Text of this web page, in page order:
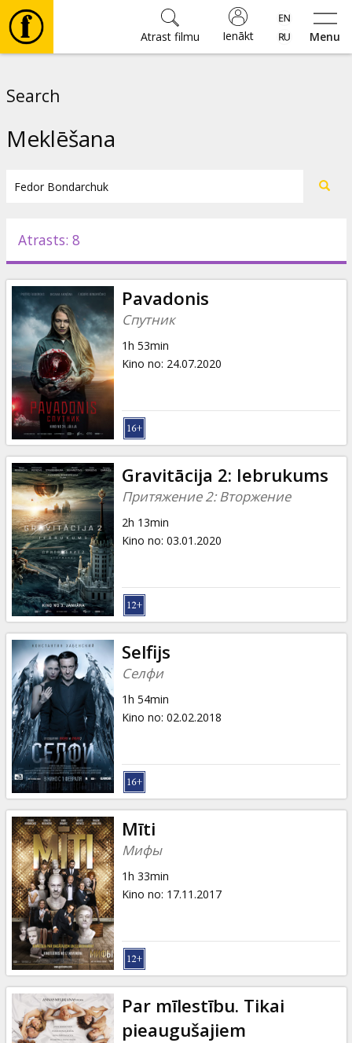
Menu
Ienākt
Atrast filmu
Pasākumi
Ziņas
Dāvanu
kartes
Uzkodas
B2B
Kino
Klubs
Search
Meklēšana
Atrasts: 8
Pavadonis
Спутник
1h 53min
Kino no: 24.07.2020
Gravitācija 2: Iebrukums
Притяжение 2: Вторжение
2h 13min
Kino no: 03.01.2020
Selfijs
Селфи
1h 54min
Kino no: 02.02.2018
Mīti
Мифы
1h 33min
Kino no: 17.11.2017
Par mīlestību. Tikai
pieaugušajiem